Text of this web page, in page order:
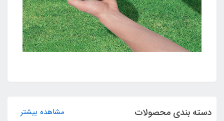
دسته بندی محصولات مشاهده بیشتر